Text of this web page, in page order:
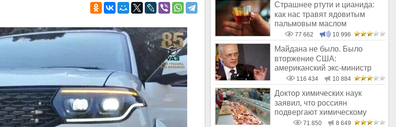
Страшнее ртути и цианида:
как нас травят ядовитым
пальмовым маслом
77 662 10 996
Майдана не было. Было
вторжение США:
американский экс-министр
написал открытое пись
116 434 10 884
Доктор химических наук
заявил, что россиян
подвергают химическому
геноциду71 850 8 649